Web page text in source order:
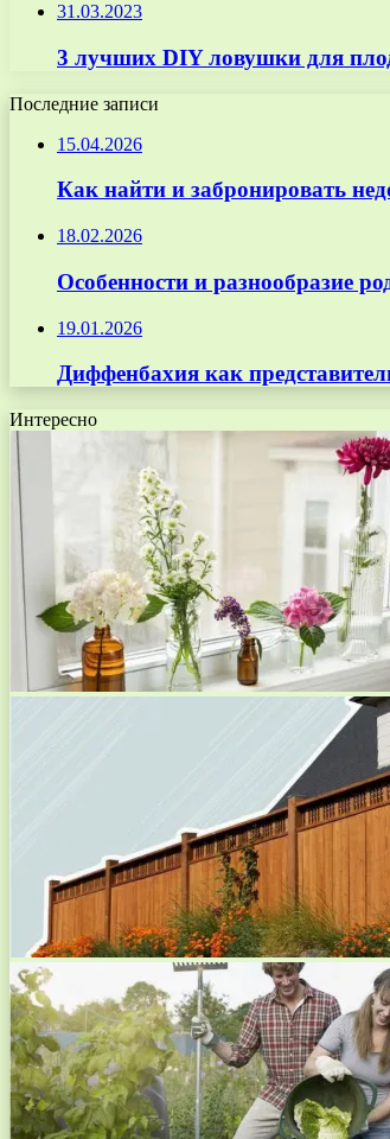
31.03.2023
3 лучших DIY ловушки для
Последние записи
15.04.2026
Как найти и забронировать
18.02.2026
Особенности и разнообразие
19.01.2026
Диффенбахия как
Интересно